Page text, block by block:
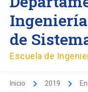
de
Escuela de
Inicio 2019